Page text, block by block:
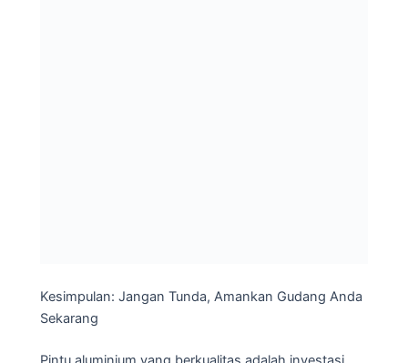
Kesimpulan: Jangan Tunda, Amankan Gudang Anda
Sekarang